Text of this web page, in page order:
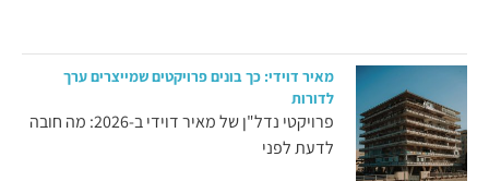
מאיר דוידי: כך בונים פרויקטים שמייצרים ערך
לדורות
פרויקטי נדל"ן של מאיר דוידי ב-2026: מה חובה
לדעת לפני